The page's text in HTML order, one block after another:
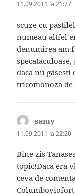
11.09.2011 la 21:27
scuze cu
numeau altfel
denumirea am
daca nu
tricomonoza
samy
11.09.2011 la 22:20
Bine zis
topic!Daca era
ceva de